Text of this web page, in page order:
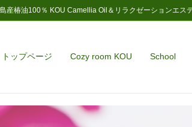
産椿油100％ KOU Camellia Oil＆リラクゼーションエス
トップページ Cozy room KOU School